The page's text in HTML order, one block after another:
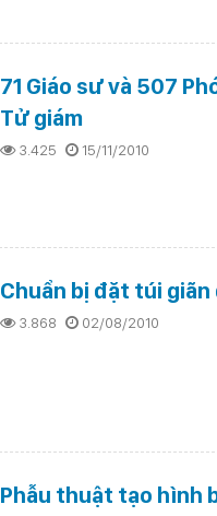
71 Giáo sư và 507
Tử giám
3.425 15/11/2010
Chuẩn bị đặt túi
3.868 02/08/2010
Phẫu thuật tạo hình